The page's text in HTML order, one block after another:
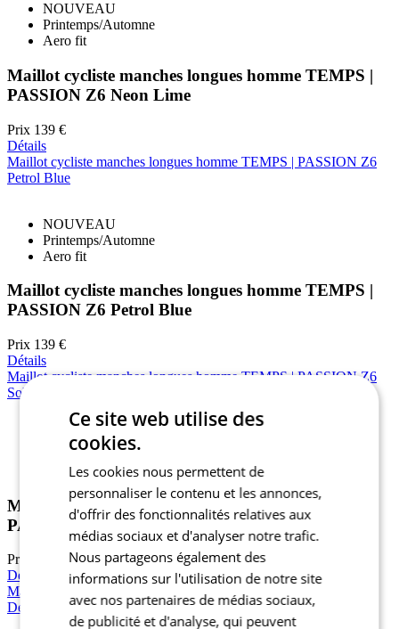
NOUVEAU
Printemps/Automne
Aero fit
Maillot cycliste manches longues homme TEMPS |
PASSION Z6 Neon Lime
Prix 139 €
Détails
Maillot cycliste manches longues homme TEMPS | PASSION Z6
Petrol Blue
NOUVEAU
Printemps/Automne
Aero fit
Maillot cycliste manches longues homme TEMPS |
PASSION Z6 Petrol Blue
Prix 139 €
Détails
Maillot cycliste manches longues homme TEMPS | PASSION Z6
Solar Orange
NOUVEAU
Printemps/Automne
Aero fit
Maillot cycliste manches longues homme TEMPS |
PASSION Z6 Solar Orange
Prix
Détails
Maillot cycliste manches longues homme TEMPS | PASSION Z6
Desert Peach
Ce site web utilise des
cookies.
Les cookies nous permettent de
personnaliser le contenu et les annonces,
d'offrir des fonctionnalités relatives aux
médias sociaux et d'analyser notre trafic.
Nous partageons également des
informations sur l'utilisation de notre site
avec nos partenaires de médias sociaux,
de publicité et d'analyse, qui peuvent